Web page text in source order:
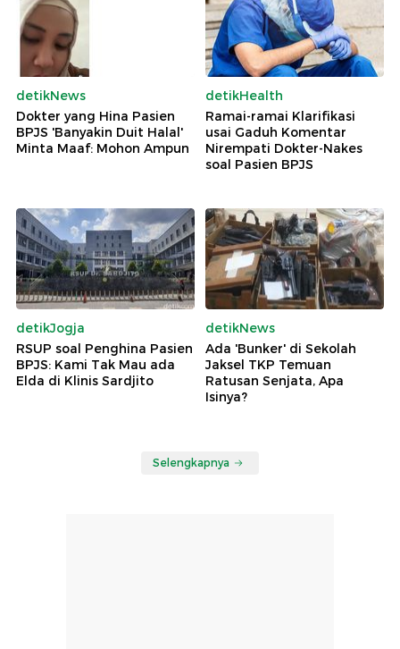
detikNews
Dokter yang Hina Pasien
BPJS 'Banyakin Duit Halal'
Minta Maaf: Mohon Ampun
detikHealth
Ramai-ramai Klarifikasi
usai Gaduh Komentar
Nirempati Dokter-Nakes
soal Pasien BPJS
detikJogja
RSUP soal Penghina Pasien
BPJS: Kami Tak Mau ada
Elda di Klinis Sardjito
detikNews
Ada 'Bunker' di Sekolah
Jaksel TKP Temuan
Ratusan Senjata, Apa
Isinya?
Selengkapnya